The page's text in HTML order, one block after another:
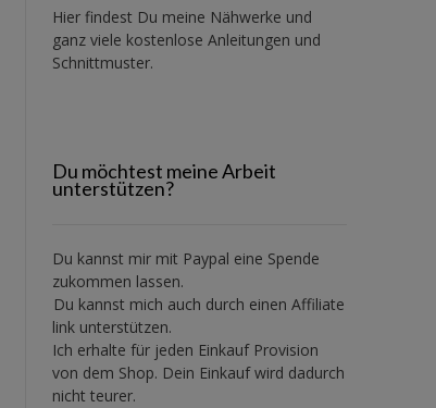
Hier findest Du meine Nähwerke und
ganz viele kostenlose Anleitungen und
Schnittmuster.
Du möchtest meine Arbeit
unterstützen?
Du kannst mir mit Paypal eine Spende
zukommen lassen.
Du kannst mich auch durch einen Affiliate
link unterstützen.
Ich erhalte für jeden Einkauf Provision
von dem Shop. Dein Einkauf wird dadurch
nicht teurer.